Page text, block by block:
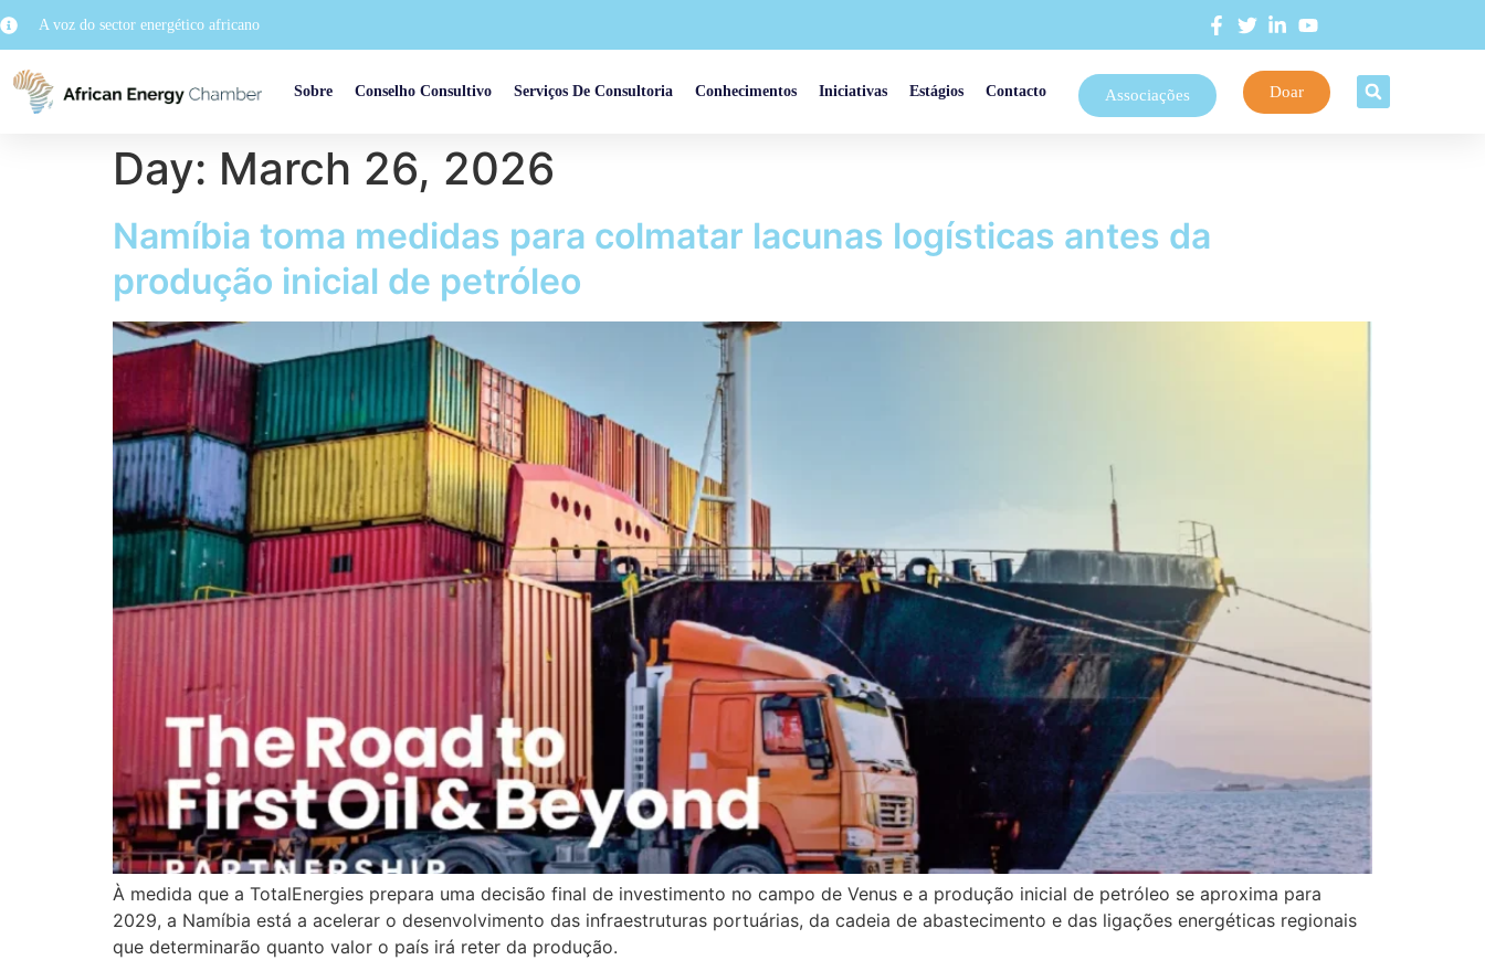
A voz do sector energético africano
Sobre Conselho Consultivo Serviços De Consultoria Conhecimentos Iniciativas Estágios Contacto Associações Doar
Day: March 26, 2026
Namíbia toma medidas para colmatar lacunas logísticas antes da
produção inicial de petróleo
À medida que a TotalEnergies prepara uma decisão final de investimento no campo de Venus e a produção inicial de petróleo se aproxima para
2029, a Namíbia está a acelerar o desenvolvimento das infraestruturas portuárias, da cadeia de abastecimento e das ligações energéticas regionais
que determinarão quanto valor o país irá reter da produção.